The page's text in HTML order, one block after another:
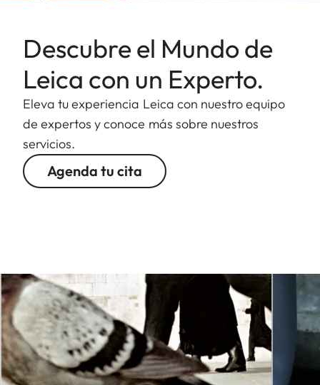
Descubre el Mundo de
Leica con un Experto.
Eleva tu experiencia Leica con nuestro equipo
de expertos y conoce más sobre nuestros
servicios.
Agenda tu cita